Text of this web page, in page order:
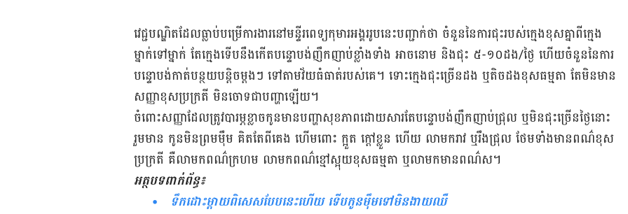
វេជ្ជបណ្ឌិត​ដែល​ធ្លាប់​បម្រើ​ការងារ​នៅ​មន្ទីរពេទ្យ​កុមារ​អង្គរ​រូប​នេះ​បញ្ជាក់​ថា ចំនួន​នៃ​ការ​ជុះ​របស់​ក្មេង​ខុស​គ្នា​ពី​ក្មេង​
ម្នាក់​ទៅ​ម្នាក់ តែ​ក្មេង​ទើប​នឹង​កើត​បន្ទោបង់​ញឹក​ញាប់​ខ្លាំងទាំង ​អាច​នោម និងជុះ ៥-១០ដង/ថ្ងៃ ហើយ​ចំនួន​នៃ​ការ​
បន្ទោ​បង់​កាត់​បន្ថយ​បន្តិច​ម្តងៗ ទៅ​តាម​វ័យ​ធំធាត់​របស់​គេ។ ទោះ​ក្មេង​ជុះ​ច្រើន​ដង ឬ​តិច​ដង​ខុស​ធម្មតា តែ​មិន​មាន​
សញ្ញា​ខុស​ប្រក្រតី មិន​ចោទ​ជា​បញ្ហា​ឡើយ។
ចំពោះ​​សញ្ញា​​ដែល​​ត្រូវ​បារម្ភ​ខ្លាច​​កូន​មាន​បញ្ហា​សុខភាព​ដោយសារ​តែ​បន្ទោ​បង់​ញឹកញាប់ជ្រុល ឬ​មិន​ជុះ​ច្រើន​ថ្ងៃ​នោះ
រួមមាន កូន​មិន​ព្រម​ម៉ឹម គិត​តែ​ពី​គេង ហើមពោះ ក្អួត ក្តៅខ្លួន ហើយ លាមក​រាវ ឬ​រឹង​ជ្រុល ថែម​ទាំង​មាន​ពណ៌​ខុស​
ប្រក្រតី គឺ​លាមក​ពណ៌​ក្រហម លាមក​ពណ៌​ខ្មៅ​ស្អុយ​ខុស​ធម្មតា ឬ​លាមក​មាន​ពណ៌ស។
អត្ថបទពាក់ព័ន្ធ៖
ទឹកដោះម្តាយពិសេសបែបនេះហើយ ទើបកូនម៉ឹមទៅមិនងាយឈឺ